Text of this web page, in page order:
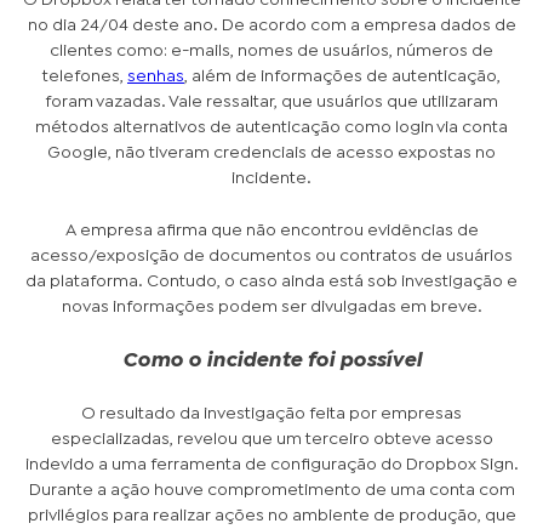
no dia 24/04 deste ano. De acordo com a empresa dados de
clientes como: e-mails, nomes de usuários, números de
telefones, senhas , além de informações de autenticação,
foram vazadas. Vale ressaltar, que usuários que utilizaram
métodos alternativos de autenticação como login via conta
Google, não tiveram credenciais de acesso expostas no
incidente.
A empresa afirma que não encontrou evidências de
acesso/exposição de documentos ou contratos de usuários
da plataforma. Contudo, o caso ainda está sob investigação e
novas informações podem ser divulgadas em breve.
Como o incidente foi possível
O resultado da investigação feita por empresas
especializadas, revelou que um terceiro obteve acesso
indevido a uma ferramenta de configuração do Dropbox Sign.
Durante a ação houve comprometimento de uma conta com
privilégios para realizar ações no ambiente de produção, que